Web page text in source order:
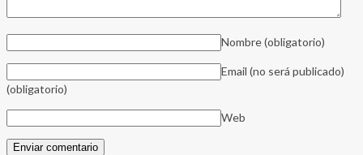
Nombre(obligatorio)
Email (no será publicado)
(obligatorio)
Web